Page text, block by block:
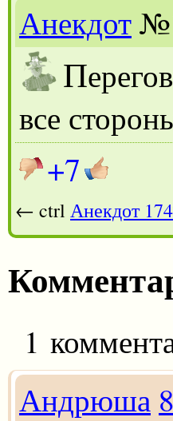
Анекдот
П
все
+7
← ctrl Анекдот
1
Андрюша